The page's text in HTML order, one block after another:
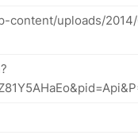
content/uploads/